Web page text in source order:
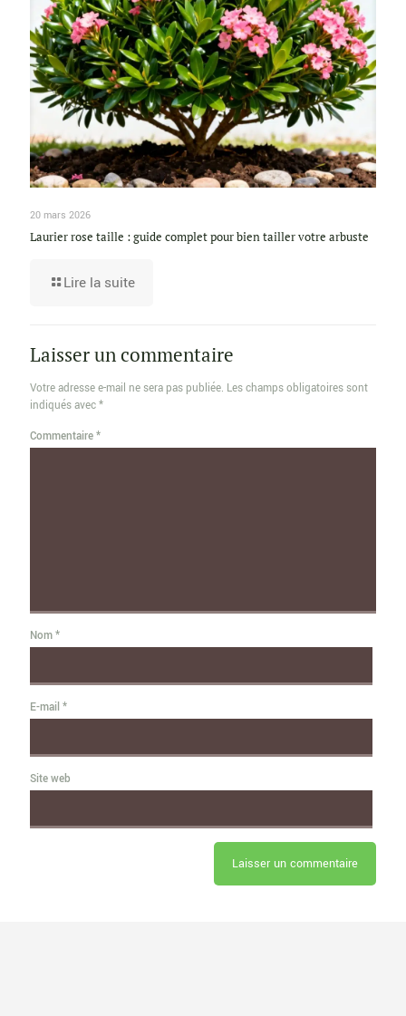
20 mars 2026
Laurier rose taille : guide complet pour bien tailler votre arbuste
Lire la suite
Laisser un commentaire
Votre adresse e-mail ne sera pas publiée. Les champs obligatoires sont
indiqués avec*
Commentaire*
Nom*
E-mail *
Site web